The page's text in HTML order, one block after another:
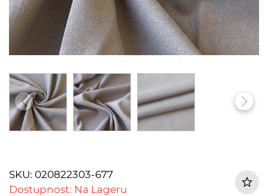
SKU: 020822303-677
Dostupnost: Na Lageru